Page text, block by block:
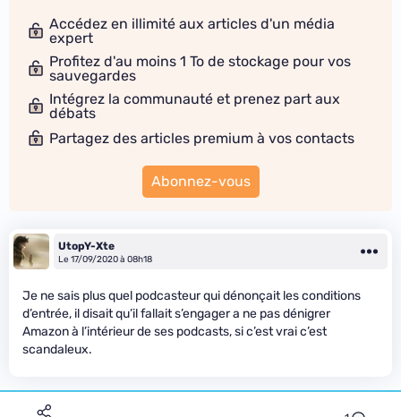
Accédez en illimité aux articles d'un média
expert
Profitez d'au moins 1 To de stockage pour vos
sauvegardes
Intégrez la communauté et prenez part aux
débats
Partagez des articles premium à vos contacts
Abonnez-vous
UtopY-Xte
Le 17/09/2020 à 08h18
Je ne sais plus quel podcasteur qui dénonçait les conditions
d’entrée, il disait qu’il fallait s’engager a ne pas dénigrer
Amazon à l’intérieur de ses podcasts, si c’est vrai c’est
scandaleux.